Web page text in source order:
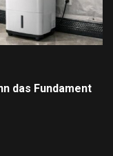
das Fundament